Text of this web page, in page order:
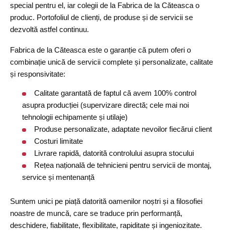
special pentru el, iar colegii de la Fabrica de la Căteasca o
produc. Portofoliul de clienți, de produse și de servicii se
dezvoltă astfel continuu.
Fabrica de la Căteasca este o garanție că putem oferi o
combinație unică de servicii complete și personalizate, calitate
și responsivitate:
Calitate garantată de faptul că avem 100% control
asupra producției (supervizare directă; cele mai noi
tehnologii echipamente și utilaje)
Produse personalizate, adaptate nevoilor fiecărui client
Costuri limitate
Livrare rapidă, datorită controlului asupra stocului
Rețea națională de tehnicieni pentru servicii de montaj,
service și mentenanță
Suntem unici pe piață datorită oamenilor noștri și a filosofiei
noastre de muncă, care se traduce prin performanță,
deschidere, fiabilitate, flexibilitate, rapiditate și ingeniozitate.